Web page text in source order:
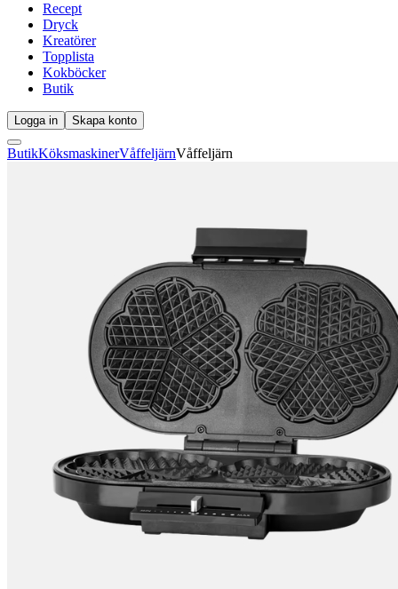
Recept
Dryck
Kreatörer
Topplista
Kokböcker
Butik
Logga in Skapa konto
ButikKöksmaskinerVåffeljärnVåffeljärn